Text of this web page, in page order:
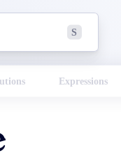
S
Expressions